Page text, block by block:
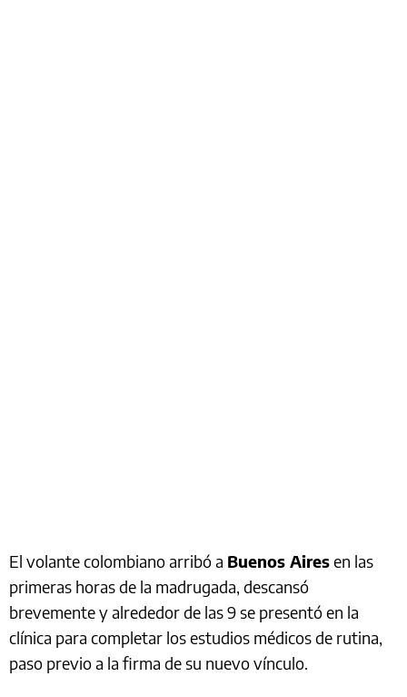
El volante colombiano arribó a Buenos Airesen las
primeras horas de la madrugada, descansó
brevemente y alrededor de las 9 se presentó en la
clínica para completar los estudios médicos de rutina,
paso previo a la firma de su nuevo vínculo.